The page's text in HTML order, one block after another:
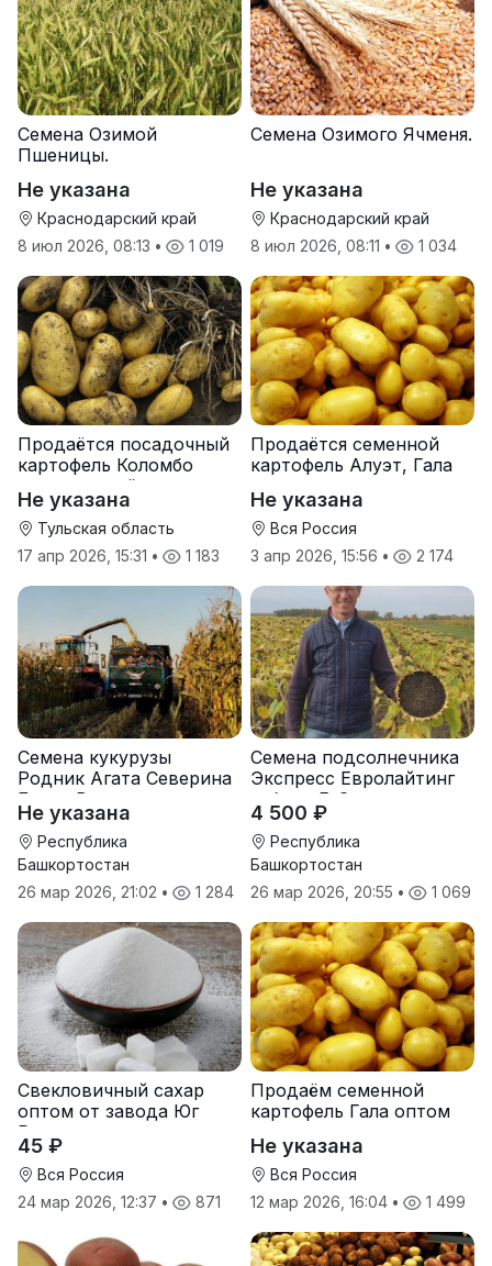
Семена Озимой
Пшеницы.
Не указана
Краснодарский край
8 июл 2026, 08:13 • 1 019
Семена Озимого Ячменя.
Не указана
Краснодарский край
8 июл 2026, 08:11 • 1 034
Продаётся посадочный
картофель Коломбо
оптом от трёх тонн
Не указана
Тульская область
17 апр 2026, 15:31 • 1 183
Продаётся семенной
картофель Алуэт, Гала
Не указана
Вся Россия
3 апр 2026, 15:56 • 2 174
Семена кукурузы
Родник Агата Северина
Берта Вилора
Прохладненский Дарина
Росс Машук Катерина
Не указана
Республика
Башкортостан
26 мар 2026, 21:02 • 1 284
Семена подсолнечника
Экспресс Евролайтинг
гибрид F-G+
4 500 ₽
Республика
Башкортостан
26 мар 2026, 20:55 • 1 069
Свекловичный сахар
оптом от завода Юг
Руси
45 ₽
Вся Россия
24 мар 2026, 12:37 • 871
Продаём семенной
картофель Гала оптом
Не указана
Вся Россия
12 мар 2026, 16:04 • 1 499